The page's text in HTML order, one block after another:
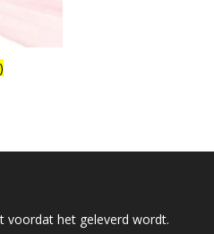
voordat het geleverd wordt.